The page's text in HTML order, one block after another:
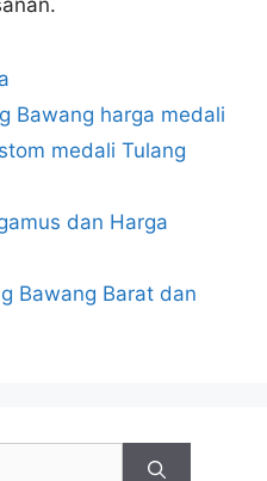
Bawang harga medali
medali Tulang
dan Harga
Bawang Barat dan